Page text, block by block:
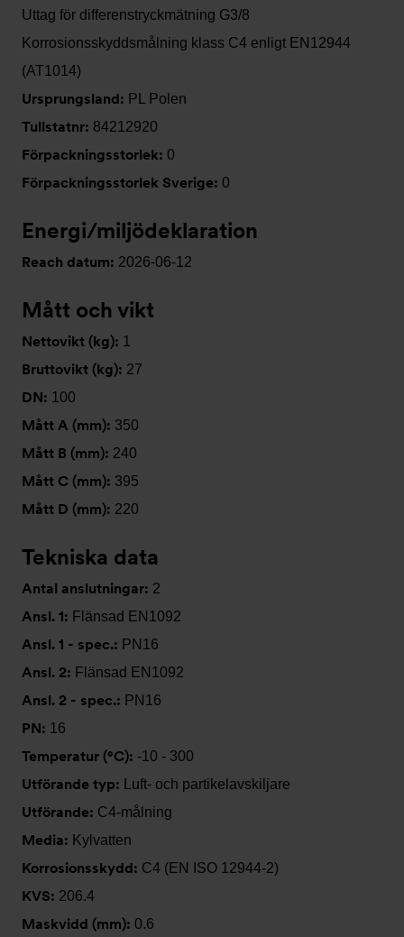
Uttag för differenstryckmätning G3/8
Korrosionsskyddsmålning klass C4 enligt EN12944
(AT1014)
Ursprungsland: PL Polen
Tullstatnr: 84212920
Förpackningsstorlek: 0
Förpackningsstorlek Sverige: 0
Energi/miljödeklaration
Reach datum: 2026-06-12
Mått och vikt
Nettovikt (kg): 1
Bruttovikt (kg): 27
DN: 100
Mått A (mm): 350
Mått B (mm): 240
Mått C (mm): 395
Mått D (mm): 220
Tekniska data
Antal anslutningar: 2
Ansl. 1: Flänsad EN1092
Ansl. 1 - spec.: PN16
Ansl. 2: Flänsad EN1092
Ansl. 2 - spec.: PN16
PN: 16
Temperatur (°C): -10 - 300
Utförande typ: Luft- och partikelavskiljare
Utförande: C4-målning
Media: Kylvatten
Korrosionsskydd: C4 (EN ISO 12944-2)
KVS: 206.4
Maskvidd (mm): 0.6